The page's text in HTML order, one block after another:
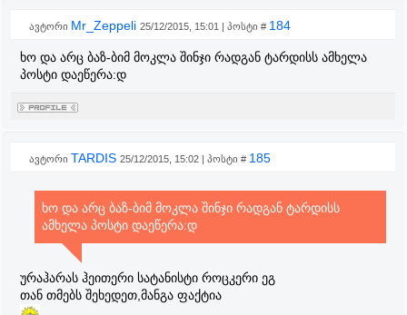
ავტორი Mr_Zeppeli 25/12/2015, 15:01 | პოსტი # 184
ხო და არც ბაზ-ბიმ მოკლა შინჯი რადგან ტარდისს ამხელა
პოსტი დაეწერა:დ
ავტორი TARDIS 25/12/2015, 15:02 | პოსტი # 185
ხო და არც ბაზ-ბიმ მოკლა შინჯი რადგან ტარდისს
ამხელა პოსტი დაეწერა:დ
ურაჰარას ჰეითერი სატანისტი როცკერი ეგ
თან თმებს შეხედეთ,მანგა ფაქტია